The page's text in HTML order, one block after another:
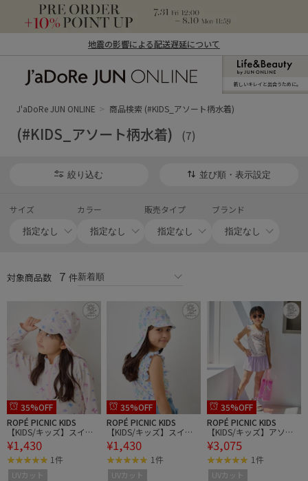
地震の影響による配送遅延について
ン オンライン）
新しいキレイと出合うために。
J'aDoRe JUN ONLINE 商品検索 (#KIDS_アソート柄水着)
(#KIDS_アソート柄水着) (7)
絞り込む 並び順・表示設定
サイズ カラー 販売タイプ ブランド
対象商品数 7 件
35%OFF
ROPÉ PICNIC KIDS
【KIDS/キッズ】スイム
キャップ/UVカット
¥1,430
1件
UVカット
35%OFF
ROPÉ PICNIC KIDS
【KIDS/キッズ】スイム
キャップ/UVカット
¥1,430
1件
UVカット
35%OFF
ROPÉ PICNIC KIDS
【KIDS/キッズ】アソー
ト柄セパレート水着/UV
カット
¥3,075
1件
UVカット